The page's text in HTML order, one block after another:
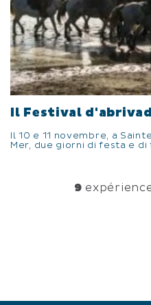
Il Festival
Il 10 e 11 novembre, a
Mer, due giorni di festa e di
9